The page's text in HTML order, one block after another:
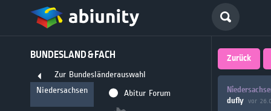
BUNDESLAND & FACH
Zur Bundesländerauswahl
Niedersachsen
Abitur Forum
größte
für
Seit 2008
Zurück
dufly vor